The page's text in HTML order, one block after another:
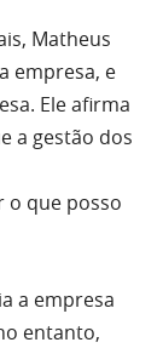
Matheus
empresa, e
Ele afirma
a gestão dos
o que posso
a empresa
entanto,